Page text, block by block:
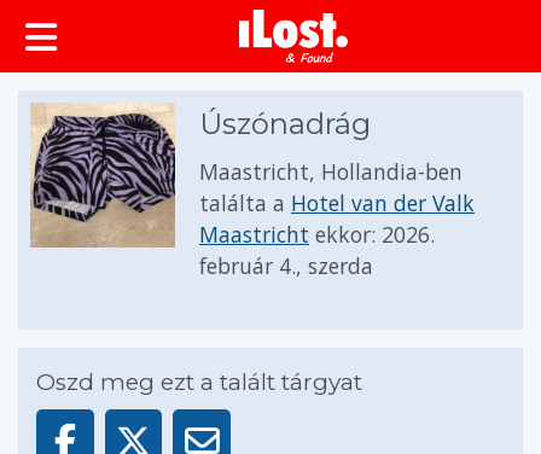
Úszónadrág
Maastricht, Hollandia-ben
találta a Hotel van der Valk
Maastricht ekkor: 2026.
február 4., szerda
Oszd meg ezt a talált tárgyat